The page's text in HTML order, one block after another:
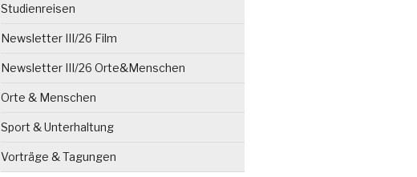
Studienreisen
Newsletter III/26 Film
Newsletter III/26 Orte&Menschen
Orte & Menschen
Sport & Unterhaltung
Vorträge & Tagungen